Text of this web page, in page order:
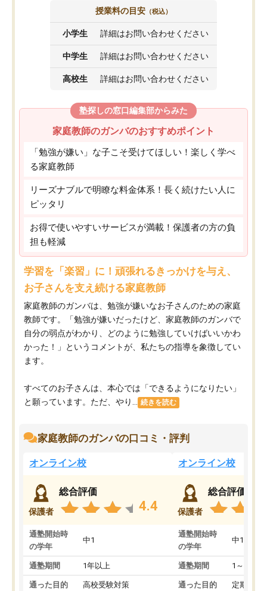
授業料の目安 （税込）
小学生 詳細はお問い合わせください
中学生 詳細はお問い合わせください
高校生 詳細はお問い合わせください
塾探しの窓口編集部からみた
家庭教師のガンバのおすすめポイント
「勉強が嫌い」な子こそ受けてほしい！楽しく学べ
る家庭教師
リーズナブルで明瞭な料金体系！長く続けたい人に
ピッタリ
お得で使いやすいサービスが満載！保護者の方の負
担も軽減
学習を「楽習」に！頑張れるきっかけを与え、
お子さんを支え続ける家庭教師
家庭教師のガンバは、勉強が嫌いなお子さんのための家庭
教師です。「勉強が嫌いだったけど、家庭教師のガンバで
自分の弱点がわかり、どのように勉強していけばいいかわ
かった！」というコメントが、私たちの指導を象徴してい
ます。
すべてのお子さんは、本心では「できるようになりたい」
と願っています。ただ、やり...
続きを読む
家庭教師のガンバの口コミ・評判
オンライン校
保護者
総合評価
4.4
通塾開始時
の学年
中1
通塾期間 1年以上
通った目的 高校受験対策
オンライン校
保護者
総合評価
通塾開始時
の学年
中1
通塾期間 1～3ヵ月
通った目的 定期テス